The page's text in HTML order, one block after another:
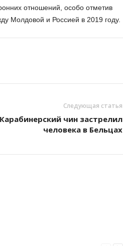
отношений, особо отметив
Молдовой и Россией в 2019 году.
Следующая статья
Карабинерский чин застрелил
человека в Бельцах